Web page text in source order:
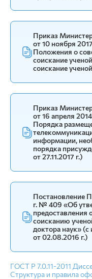
Приказ
от 10 ноября
Положения о
соискание
соискание
Приказ
от 16 апреля
Порядка
информации,
порядка
от 27.11.2017 г.)
Постановление
г. № 409 «Об
предоставления
соисканию
доктора наук»
от 02.08.2016 г.)
ГОСТ Р 7.0.11-2011
Структура и правила